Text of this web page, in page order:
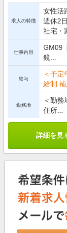
求人の特徴
女性活
週休2日
社宅・
仕事内容
GM09
鏡...
給与
＜予定
給制 補
勤務地
＜勤務
住所...
詳細を見